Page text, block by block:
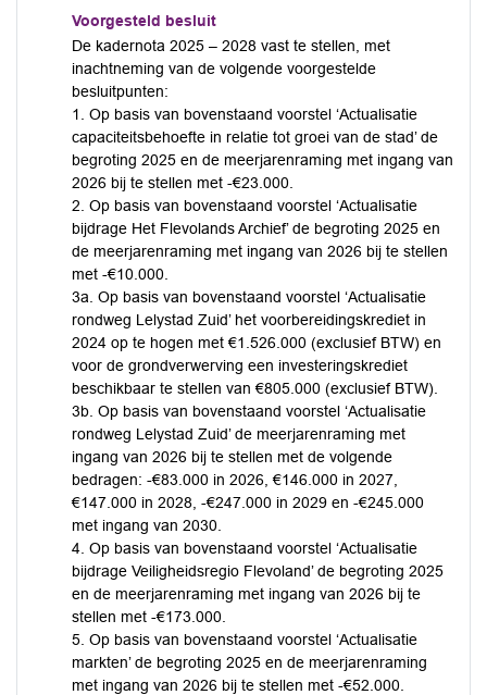
Voorgesteld besluit
De kadernota 2025 – 2028 vast te stellen, met
inachtneming van de volgende voorgestelde
besluitpunten:
1. Op basis van bovenstaand voorstel ‘Actualisatie
capaciteitsbehoefte in relatie tot groei van de stad’ de
begroting 2025 en de meerjarenraming met ingang van
2026 bij te stellen met -€23.000.
2. Op basis van bovenstaand voorstel ‘Actualisatie
bijdrage Het Flevolands Archief’ de begroting 2025 en
de meerjarenraming met ingang van 2026 bij te stellen
met -€10.000.
3a. Op basis van bovenstaand voorstel ‘Actualisatie
rondweg Lelystad Zuid’ het voorbereidingskrediet in
2024 op te hogen met €1.526.000 (exclusief BTW) en
voor de grondverwerving een investeringskrediet
beschikbaar te stellen van €805.000 (exclusief BTW).
3b. Op basis van bovenstaand voorstel ‘Actualisatie
rondweg Lelystad Zuid’ de meerjarenraming met
ingang van 2026 bij te stellen met de volgende
bedragen: -€83.000 in 2026, €146.000 in 2027,
€147.000 in 2028, -€247.000 in 2029 en -€245.000
met ingang van 2030.
4. Op basis van bovenstaand voorstel ‘Actualisatie
bijdrage Veiligheidsregio Flevoland’ de begroting 2025
en de meerjarenraming met ingang van 2026 bij te
stellen met -€173.000.
5. Op basis van bovenstaand voorstel ‘Actualisatie
markten’ de begroting 2025 en de meerjarenraming
met ingang van 2026 bij te stellen met -€52.000.